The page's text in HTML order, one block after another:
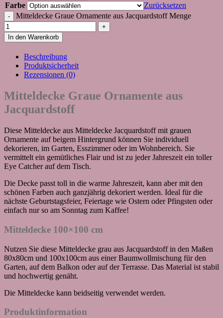
Farbe
Zurücksetzen
Mitteldecke Graue Ornamente aus Jacquardstoff Menge
In den Warenkorb
Beschreibung
Produktsicherheit
Rezensionen (0)
Mitteldecke Graue Ornamente aus
Jacquardstoff
Diese Mitteldecke aus Mitteldecke Jacquardstoff mit grauen
Ornamente auf beigem Hintergrund können Sie individuell
dekorieren, im Garten, Esszimmer oder im Wohnbereich. Sie
vermittelt ein gemütliches Flair und ist zu jeder Jahreszeit ein toller
Eye Catcher auf dem Tisch.
Die Decke passt toll in die warme Jahreszeit, kann aber mit den
schönen Farben auch ganzjährig dekoriert werden. Ideal für die
nächste Geburtstagsfeier, Feiertage wie Ostern oder Pfingsten oder
einfach nur so am Sonntag zum Kaffee!
Mitteldecke 100×100 cm
Nutzen Sie diese Mitteldecke grau aus Jacquardstoff in den Maßen
80x80cm und 100x100cm aus einer Baumwollmischung für den
Garten, auf dem Balkon oder auf der Terrasse. Das Material ist stabil
und hochwertig genäht.
Die Mitteldecke kann beidseitig verwendet werden.
Produktinformation